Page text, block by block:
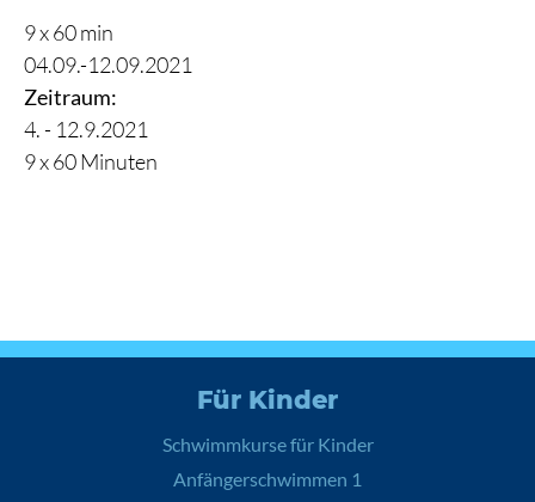
9 x 60 min
04.09.-12.09.2021
Zeitraum:
4. - 12.9.2021
9 x 60 Minuten
Für Kinder
Schwimmkurse für Kinder
Anfängerschwimmen 1